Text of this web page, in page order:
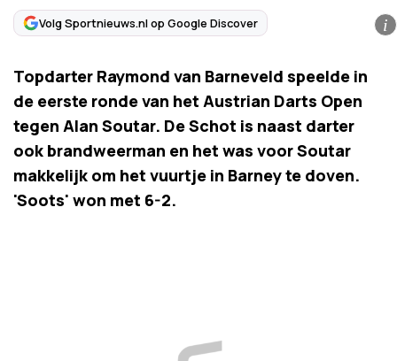
Volg Sportnieuws.nl op Google Discover i
Topdarter Raymond van Barneveld speelde in
de eerste ronde van het Austrian Darts Open
tegen Alan Soutar. De Schot is naast darter
ook brandweerman en het was voor Soutar
makkelijk om het vuurtje in Barney te doven.
'Soots' won met 6-2.